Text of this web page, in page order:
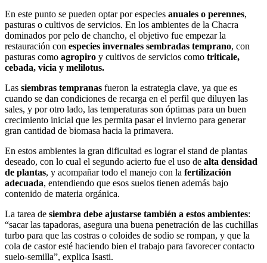
En este punto se pueden optar por especies anuales o perennes,
pasturas o cultivos de servicios. En los ambientes de la Chacra
dominados por pelo de chancho, el objetivo fue empezar la
restauración con especies invernales sembradas temprano, con
pasturas como agropiro y cultivos de servicios como triticale,
cebada, vicia y melilotus.
Las siembras tempranas fueron la estrategia clave, ya que es
cuando se dan condiciones de recarga en el perfil que diluyen las
sales, y por otro lado, las temperaturas son óptimas para un buen
crecimiento inicial que les permita pasar el invierno para generar
gran cantidad de biomasa hacia la primavera.
En estos ambientes la gran dificultad es lograr el stand de plantas
deseado, con lo cual el segundo acierto fue el uso de alta densidad
de plantas, y acompañar todo el manejo con la fertilización
adecuada, entendiendo que esos suelos tienen además bajo
contenido de materia orgánica.
La tarea de siembra debe ajustarse también a estos ambientes:
“sacar las tapadoras, asegura una buena penetración de las cuchillas
turbo para que las costras o coloides de sodio se rompan, y que la
cola de castor esté haciendo bien el trabajo para favorecer contacto
suelo-semilla”, explica Isasti.